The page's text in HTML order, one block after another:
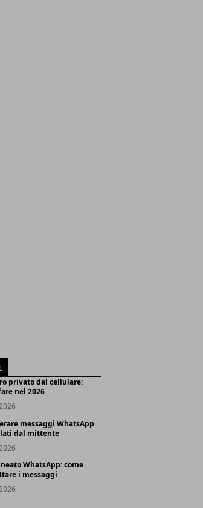
privato dal cellulare:
nel 2026
messaggi WhatsApp
dal mittente
WhatsApp: come
i messaggi